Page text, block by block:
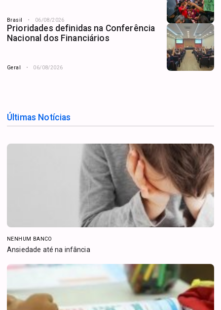
Brasil 06/08/2026
Prioridades definidas na Conferência
Nacional dos Financiários
Geral 06/08/2026
Últimas Notícias
NENHUM BANCO
Ansiedade até na infância